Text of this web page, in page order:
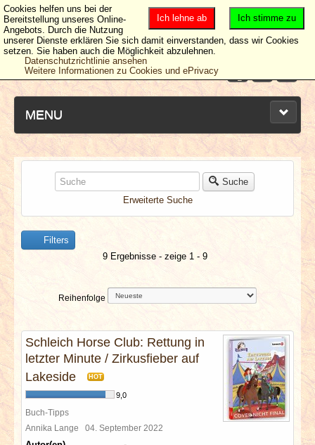
MENU
NEUESTE ARTIKEL
NEWS & DATES
BERICHTE
VERLOSUNGEN
SPECIALS
REDAKTION
LINKS
Suche
Erweiterte Suche
Filters
9 Ergebnisse - zeige 1 - 9
Reihenfolge
Schleich Horse Club: Rettung in
letzter Minute / Zirkusfieber auf
Lakeside
HOT
9,0
Buch-Tipps
Annika Lange 04. September 2022
Ich stimme zu
Ich lehne ab
Cookies helfen uns bei der
Bereitstellung unseres Online-
Angebots. Durch die Nutzung
unserer Dienste erklären Sie sich damit einverstanden, dass wir Cookies
setzen. Sie haben auch die Möglichkeit abzulehnen.
Datenschutzrichtlinie ansehen
Weitere Informationen zu Cookies und ePrivacy